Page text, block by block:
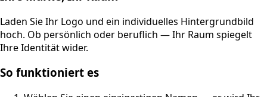
Laden Sie Ihr Logo und ein individuelles Hintergrundbild
hoch. Ob persönlich oder beruflich — Ihr Raum spiegelt
Ihre Identität wider.
So funktioniert es